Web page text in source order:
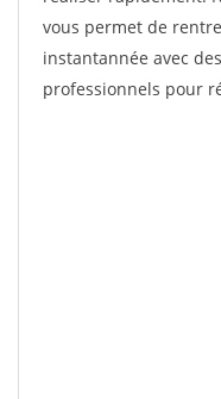
vous permet de
instantannée avec
professionnels pour